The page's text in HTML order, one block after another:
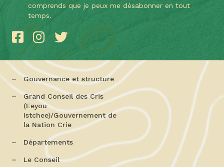
comprends que je peux me désabonner en tout
temps.
Gouvernance et structure
Grand Conseil des Cris
(Eeyou
Istchee)/Gouvernement de
la Nation Crie
Départements
Le Conseil